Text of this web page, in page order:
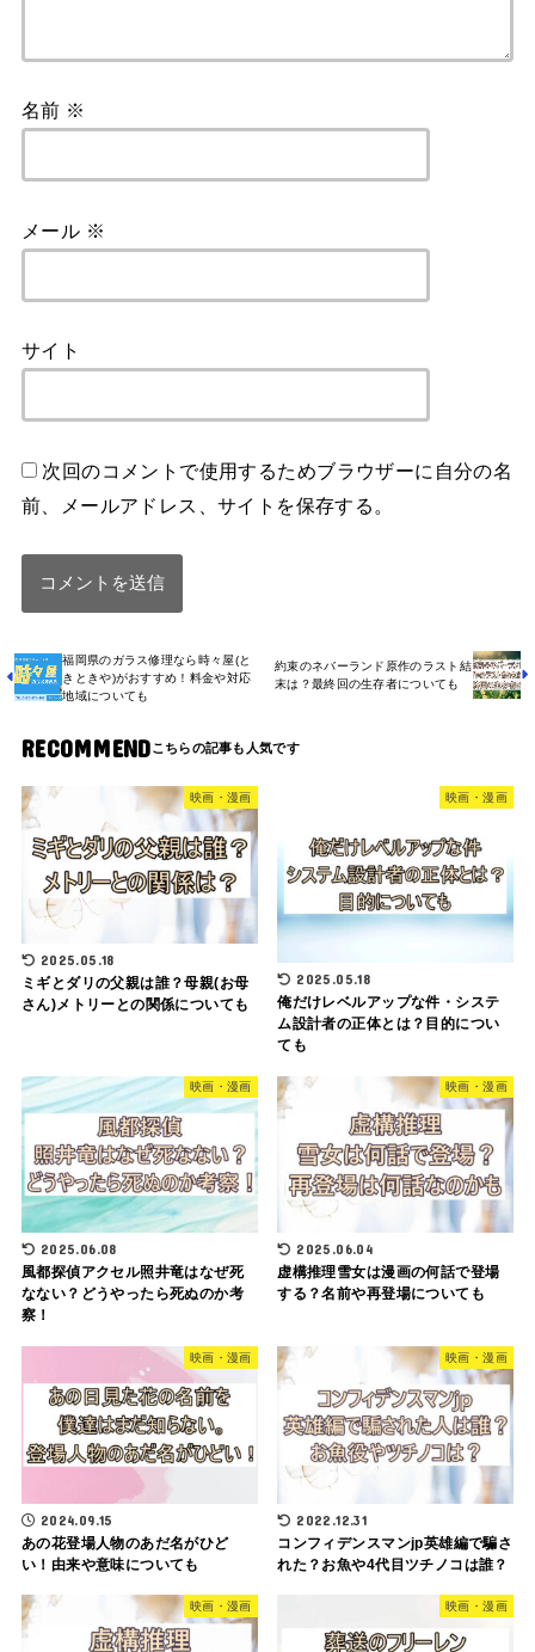
名前 ※
メール ※
サイト
次回のコメントで使用するためブラウザーに自分の名
前、メールアドレス、サイトを保存する。
福岡県のガラス修理なら時々屋(と
きときや)がおすすめ！料金や対応
地域についても
約束のネバーランド原作のラスト結
末は？最終回の生存者についても
RECOMMEND
映画・漫画
2025.05.18
ミギとダリの父親は誰？母親(お母
さん)メトリーとの関係についても
映画・漫画
2025.05.18
俺だけレベルアップな件・システ
ム設計者の正体とは？目的につい
ても
映画・漫画
2025.06.08
風都探偵アクセル照井竜はなぜ死
なない？どうやったら死ぬのか考
察！
映画・漫画
2025.06.04
虚構推理雪女は漫画の何話で登場
する？名前や再登場についても
映画・漫画
2024.09.15
あの花登場人物のあだ名がひど
い！由来や意味についても
映画・漫画
2022.12.31
コンフィデンスマンjp英雄編で騙さ
れた？お魚や4代目ツチノコは誰？
映画・漫画 映画・漫画